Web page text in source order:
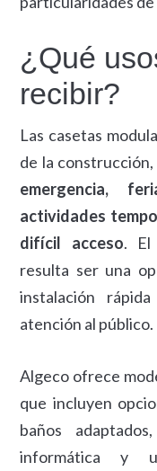
¿Qué
recibir?
Las casetas
de la construcción,
emergencia,
actividades
difícil acceso. El
resulta ser una
instalación
atención al público.
Algeco ofrece
que incluyen
baños
informática y